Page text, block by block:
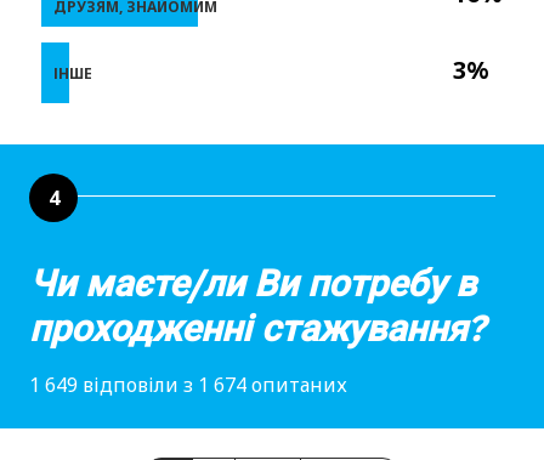
3%
ДРУЗЯМ, ЗНАЙОМИМ
ІНШЕ
4
Чи маєте/ли Ви потребу в
проходженні стажування?
1 649 відповіли з 1 674 опитаних